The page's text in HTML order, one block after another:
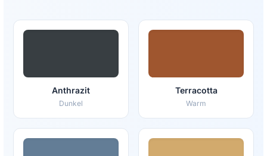
Anthrazit
Dunkel
Terracotta
Warm